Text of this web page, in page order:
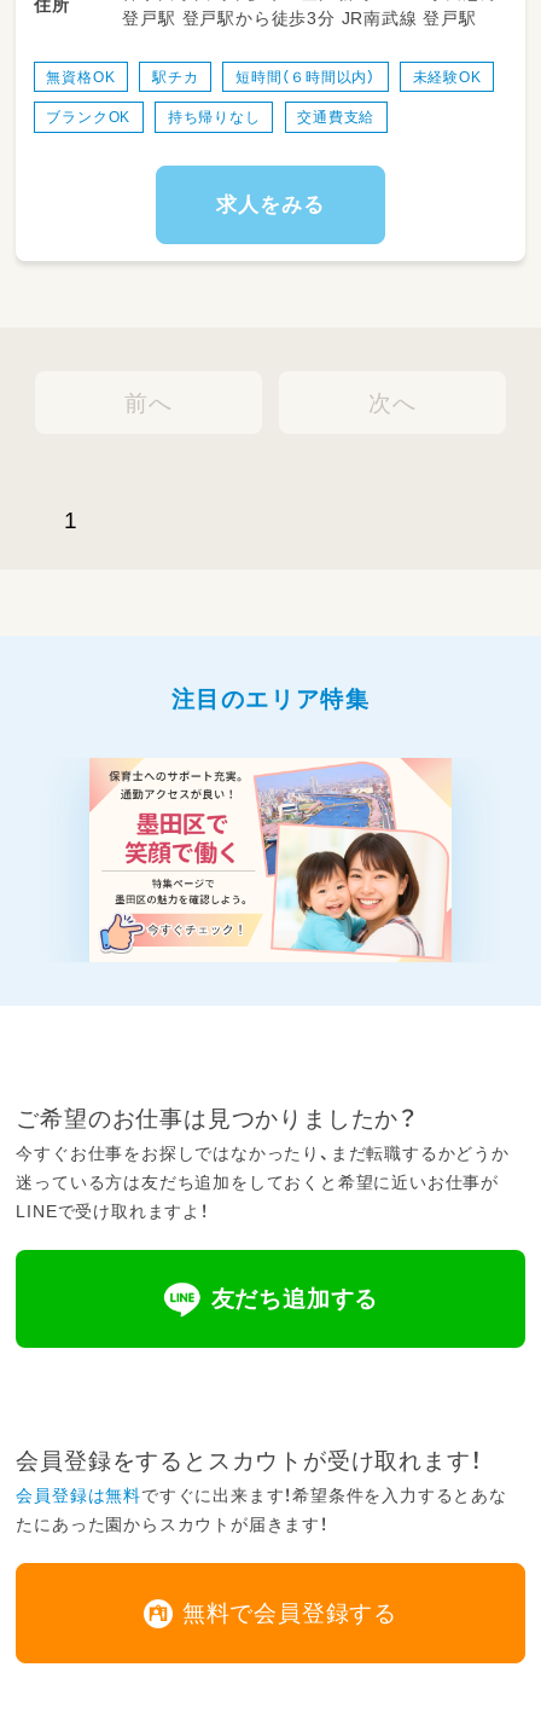
＞5人乗り、8人乗りの乗用車です
様子などの連絡
・目の前の公園や屋外へのお出かけ、外遊びの安
全な引率と見守り
ンと見守り
・正職員さんのサポートや、明るく清潔な教室内
住所
登戸駅 登戸駅から徒歩3分 JR南武線 登戸駅
無資格OK 駅チカ 短時間（６時間以内） 未経験OK
ブランクOK 持ち帰りなし 交通費支給
求人をみる
前へ
1
次へ
注目のエリア特集
ご希望のお仕事は見つかりましたか？
今すぐお仕事をお探しではなかったり、まだ転職するかどうか
迷っている方は友だち追加をしておくと希望に近いお仕事が
LINEで受け取れますよ！
友だち追加する
会員登録をするとスカウトが受け取れます！
会員登録は無料ですぐに出来ます！希望条件を入力するとあな
たにあった園からスカウトが届きます！
無料で会員登録する